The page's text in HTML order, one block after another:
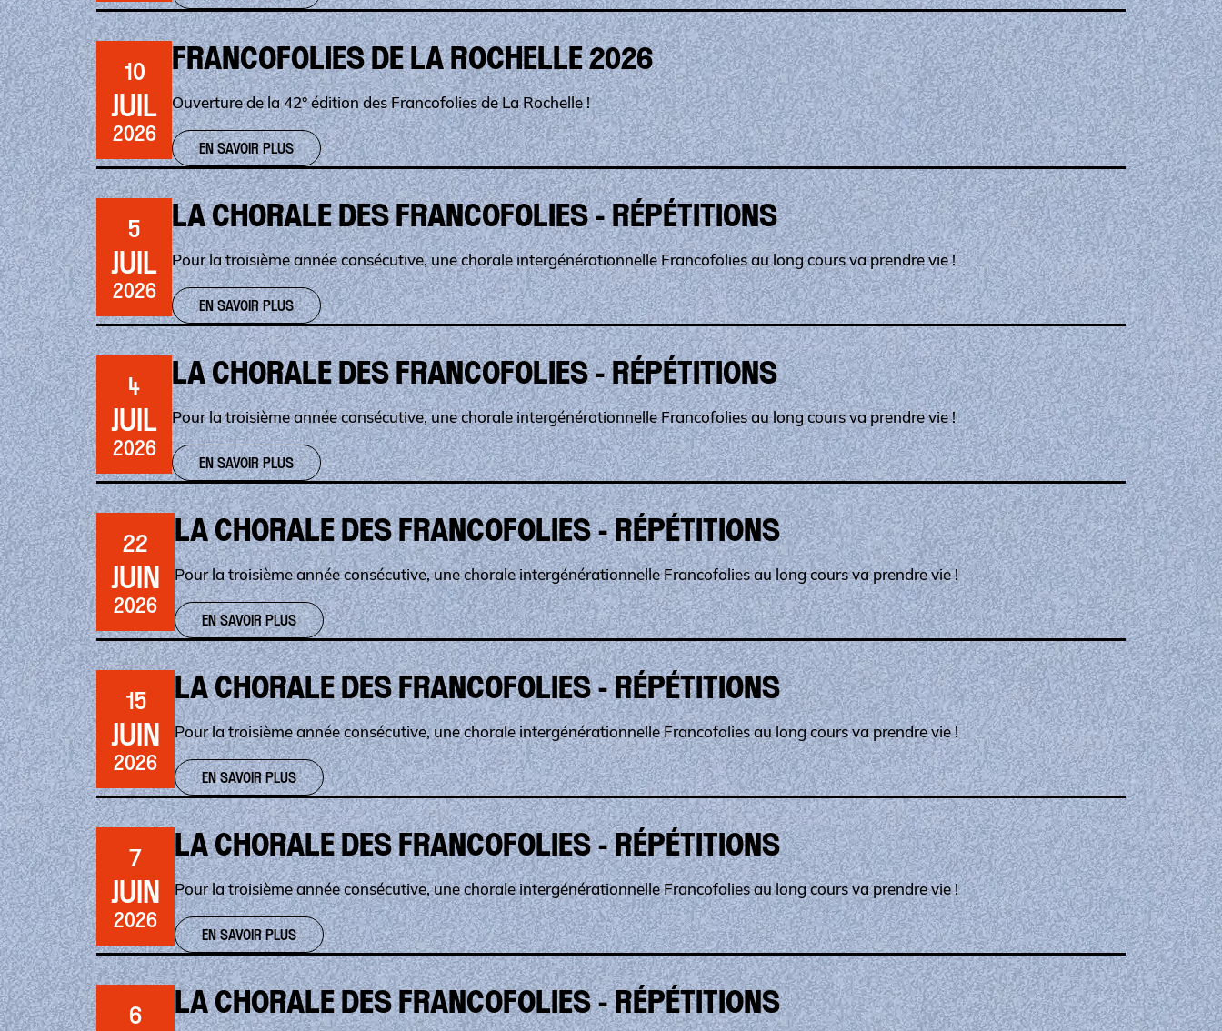
10
JUIL
2026
FRANCOFOLIES DE LA ROCHELLE 2026
Ouverture de la 42° édition des Francofolies de La Rochelle !
EN SAVOIR PLUS
5
JUIL
2026
LA CHORALE DES FRANCOFOLIES - RÉPÉTITIONS
Pour la troisième année consécutive, une chorale intergénérationnelle Francofolies au long cours va prendre vie !
EN SAVOIR PLUS
4
JUIL
2026
LA CHORALE DES FRANCOFOLIES - RÉPÉTITIONS
Pour la troisième année consécutive, une chorale intergénérationnelle Francofolies au long cours va prendre vie !
EN SAVOIR PLUS
22
JUIN
2026
LA CHORALE DES FRANCOFOLIES - RÉPÉTITIONS
Pour la troisième année consécutive, une chorale intergénérationnelle Francofolies au long cours va prendre vie !
EN SAVOIR PLUS
15
JUIN
2026
LA CHORALE DES FRANCOFOLIES - RÉPÉTITIONS
Pour la troisième année consécutive, une chorale intergénérationnelle Francofolies au long cours va prendre vie !
EN SAVOIR PLUS
7
JUIN
2026
LA CHORALE DES FRANCOFOLIES - RÉPÉTITIONS
Pour la troisième année consécutive, une chorale intergénérationnelle Francofolies au long cours va prendre vie !
EN SAVOIR PLUS
6 LA CHORALE DES FRANCOFOLIES - RÉPÉTITIONS